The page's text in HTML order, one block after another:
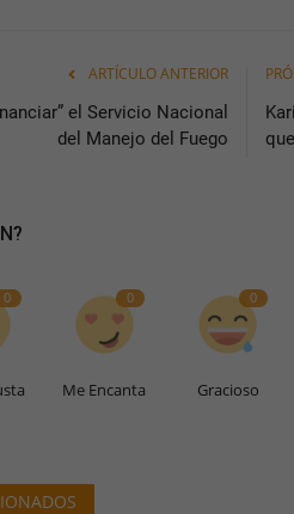
ARTÍCULO ANTERIOR
el Servicio Nacional
del Manejo del Fuego
0 0
Me Encanta
0
Gracioso